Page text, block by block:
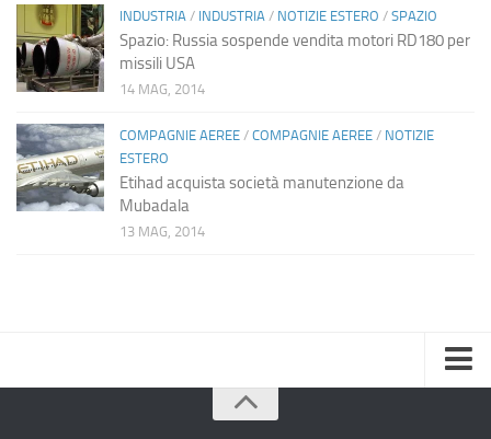
INDUSTRIA / INDUSTRIA / NOTIZIE ESTERO / SPAZIO
Spazio: Russia sospende vendita motori RD180 per
missili USA
14 MAG, 2014
COMPAGNIE AEREE / COMPAGNIE AEREE / NOTIZIE
ESTERO
Etihad acquista società manutenzione da
Mubadala
13 MAG, 2014